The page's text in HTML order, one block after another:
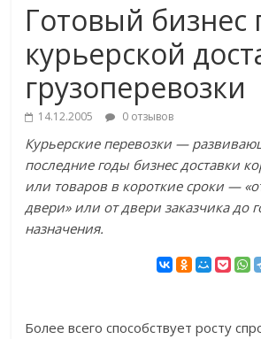
Готовый бизнес
курьерской
грузоперевозки
14.12.2005 0 отзывов
Курьерские перевозки —
последние годы бизнес доставки
или товаров в короткие сроки —
двери» или от двери заказчика до
назначения.
Более всего способствует росту